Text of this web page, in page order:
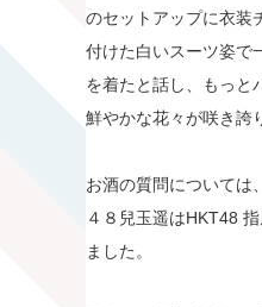
のセットアップに衣装
付けた白いスーツ姿で
を着たと話し、もっと
鮮やかな花々が咲き誇
お酒の質問については
４８兒玉遥はHKT48
ました。